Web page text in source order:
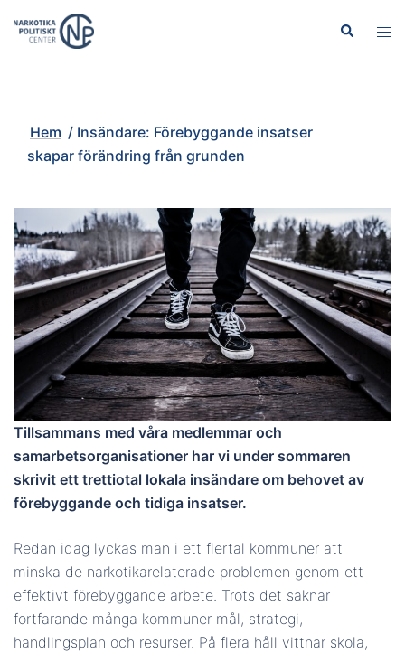
Sök
Slå
Hem / Insändare: Förebyggande insatser
skapar förändring från grunden
Tillsammans med våra medlemmar och
samarbetsorganisationer har vi under sommaren
skrivit ett trettiotal lokala insändare om behovet av
förebyggande och tidiga insatser.
Redan idag lyckas man i ett flertal kommuner att
minska de narkotikarelaterade problemen genom ett
effektivt förebyggande arbete. Trots det saknar
fortfarande många kommuner mål, strategi,
handlingsplan och resurser. På flera håll vittnar skola,